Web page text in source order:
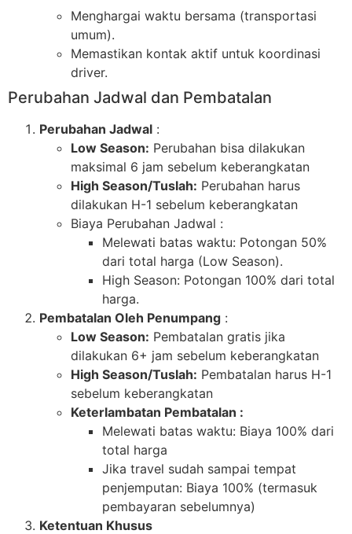
Menghargai waktu bersama (transportasi
umum).
Memastikan kontak aktif untuk koordinasi
driver.
Perubahan Jadwal dan Pembatalan
Perubahan Jadwal :
Low Season: Perubahan bisa dilakukan
maksimal 6 jam sebelum keberangkatan
High Season/Tuslah: Perubahan harus
dilakukan H-1 sebelum keberangkatan
Biaya Perubahan Jadwal :
Melewati batas waktu: Potongan 50%
dari total harga (Low Season).
High Season: Potongan 100% dari total
harga.
Pembatalan Oleh Penumpang :
Low Season: Pembatalan gratis jika
dilakukan 6+ jam sebelum keberangkatan
High Season/Tuslah: Pembatalan harus H-1
sebelum keberangkatan
Keterlambatan Pembatalan :
Melewati batas waktu: Biaya 100% dari
total harga
Jika travel sudah sampai tempat
penjemputan: Biaya 100% (termasuk
pembayaran sebelumnya)
Ketentuan Khusus